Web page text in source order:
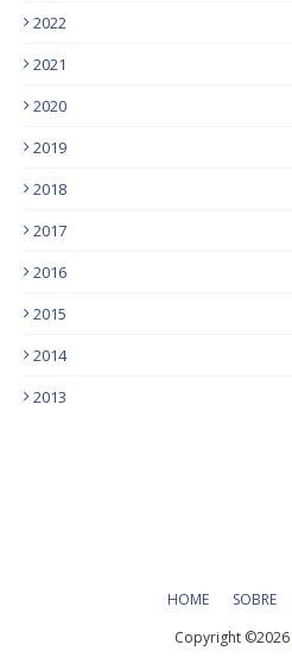
2022
2021
2020
2019
2018
2017
2016
2015
2014
2013
HOME SOBRE
Copyright ©2026